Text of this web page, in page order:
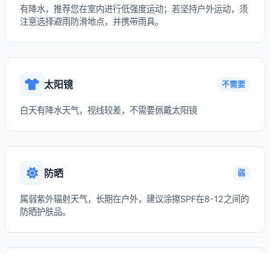
有降水，推荐您在室内进行低强度运动；若坚持户外运动，须
注意选择避雨防滑地点，并携带雨具。
太阳镜 不需要
白天有降水天气，视线较差，不需要佩戴太阳镜
防晒 弱
属弱紫外辐射天气，长期在户外，建议涂擦SPF在8-12之间的
防晒护肤品。